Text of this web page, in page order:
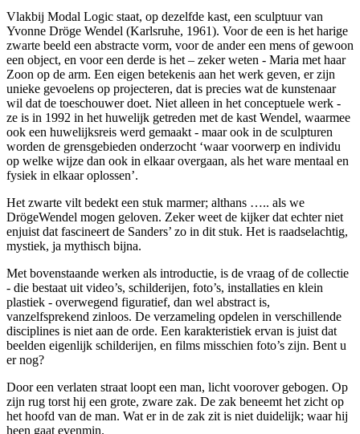
Vlakbij Modal Logic staat, op dezelfde kast, een sculptuur van
Yvonne Dröge Wendel (Karlsruhe, 1961). Voor de een is het harige
zwarte beeld een abstracte vorm, voor de ander een mens of gewoon
een object, en voor een derde is het – zeker weten - Maria met haar
Zoon op de arm. Een eigen betekenis aan het werk geven, er zijn
unieke gevoelens op projecteren, dat is precies wat de kunstenaar
wil dat de toeschouwer doet. Niet alleen in het conceptuele werk -
ze is in 1992 in het huwelijk getreden met de kast Wendel, waarmee
ook een huwelijksreis werd gemaakt - maar ook in de sculpturen
worden de grensgebieden onderzocht ‘waar voorwerp en individu
op welke wijze dan ook in elkaar overgaan, als het ware mentaal en
fysiek in elkaar oplossen’.
Het zwarte vilt bedekt een stuk marmer; althans ….. als we
DrögeWendel mogen geloven. Zeker weet de kijker dat echter niet
enjuist dat fascineert de Sanders’ zo in dit stuk. Het is raadselachtig,
mystiek, ja mythisch bijna.
Met bovenstaande werken als introductie, is de vraag of de collectie
- die bestaat uit video’s, schilderijen, foto’s, installaties en klein
plastiek - overwegend figuratief, dan wel abstract is,
vanzelfsprekend zinloos. De verzameling opdelen in verschillende
disciplines is niet aan de orde. Een karakteristiek ervan is juist dat
beelden eigenlijk schilderijen, en films misschien foto’s zijn. Bent u
er nog?
Door een verlaten straat loopt een man, licht voorover gebogen. Op
zijn rug torst hij een grote, zware zak. De zak beneemt het zicht op
het hoofd van de man. Wat er in de zak zit is niet duidelijk; waar hij
heen gaat evenmin.